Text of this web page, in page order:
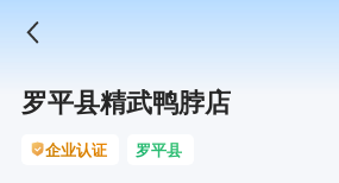
罗平县精武鸭脖店
企业认证 罗平县